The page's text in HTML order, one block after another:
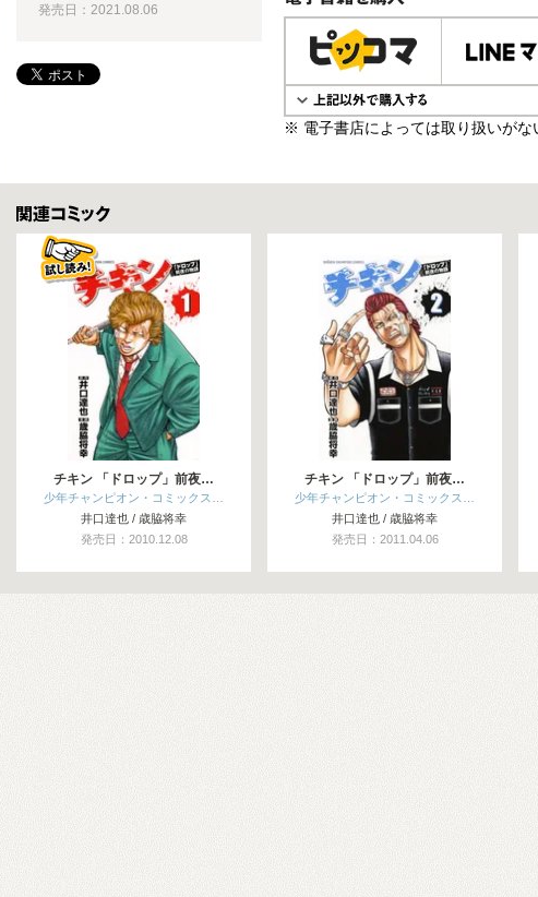
電子書籍で購入
※ 電子書店によっては取り扱いがな
発売日：2021.08.06
関連コミックス
チキン 「ドロップ」前夜…
少年チャンピオン・コミックス…
井口達也 / 歳脇将幸
発売日：2010.12.08
チキン 「ドロップ」前夜…
少年チャンピオン・コミックス…
井口達也 / 歳脇将幸
発売日：2011.04.06